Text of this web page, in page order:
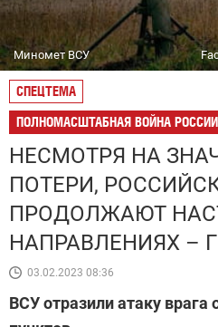
Миномет ВСУ
СПЕЦТЕМА
ПОЛНОМАСШТАБНАЯ ВОЙНА
НЕСМОТРЯ НА
ПОТЕРИ,
ПРОДОЛЖАЮТ
НАПРАВЛЕНИЯХ –
03.02.2023 08:36
ВСУ отразили атаку врага